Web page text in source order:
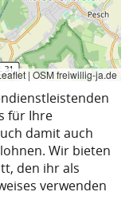
| OSM freiwillig-ja.de
für Ihre
damit auch
Wir bieten
den ihr als
verwenden